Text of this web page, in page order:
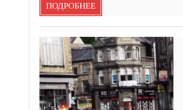
ПОДРОБНЕЕ